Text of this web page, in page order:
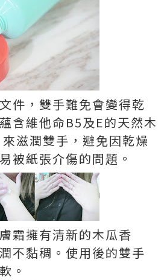
件，雙手難免會變得乾
含維他命B5及E的天然木
滋潤雙手，避免因乾燥
被紙張介傷的問題。
霜擁有清新的木瓜香
不黏稠。使用後的雙手
。